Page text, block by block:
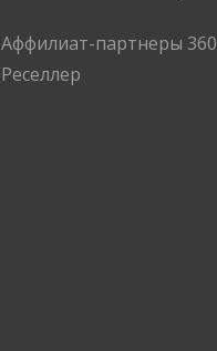
Аффилиат-партнеры 360
Реселлер